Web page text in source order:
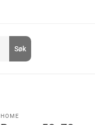
Søk
HOME